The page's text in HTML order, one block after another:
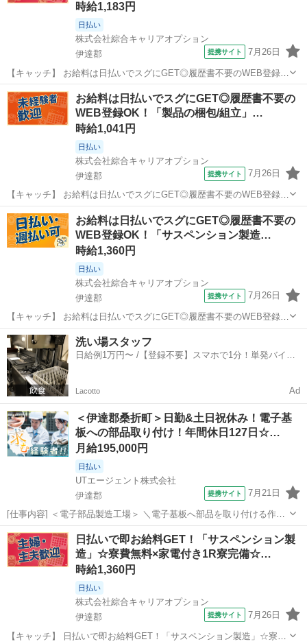
時給1,183円
日払い
株式会社綜合キャリアオプション
伊達郡
提携サイト 7月26日
【キャッチ】 お給料は日払いでスグにGET◎履歴書不要のWEB登録
OK！「金属穴あけ・製缶作業」高時給1183円！福島県伊達郡国見町周
辺！20代～40代のスタッフが多数活躍中★ 【コメント】 弊社なら事
前の職場見学が多数！...
福島 伊達郡 仕分け
お給料は日払いでスグにGET◎履歴書不要の
WEB登録OK！「製品の梱包/組立」…
時給1,041円
日払い
株式会社綜合キャリアオプション
伊達郡
提携サイト 7月26日
【キャッチ】 お給料は日払いでスグにGET◎履歴書不要のWEB登録
OK！「梱包・出荷・仕分けなど」高時給1041円！福島県伊達郡川俣町
周辺！20代～40代のスタッフが多数活躍中★ 【コメント】 ＼大手人
材派遣会社で働きませ...
福島 伊達郡 仕分け
お給料は日払いでスグにGET◎履歴書不要の
WEB登録OK！「サスペンション製造…
時給1,360円
日払い
株式会社綜合キャリアオプション
伊達郡
提携サイト 7月26日
【キャッチ】 お給料は日払いでスグにGET◎履歴書不要のWEB登録
OK！「サスペンション製造」高時給1360円～1700円！伊達周辺！20
代～40代のスタッフが多数活躍中★ 【コメント】 ＼大手人材派遣会社
で働きませんか♪...
福島 伊達郡 工場
洗い場スタッフ
日給例1万円〜 /【登録不要】スマホで1分！単発バイト
Lacotto Ad
＜伊達郡桑折町＞日勤&土日祝休み！電子基
板への部品取り付け！年間休日127日☆…
月給195,000円
日払い
UTエージェント株式会社
伊達郡
提携サイト 7月21日
[仕事内容] ＜電子部品製造工場＞ ＼電子基板へ部品を取り付ける作業
をお任せします／ ☆半田付けの作業経験活かせます 手順にそって作
業していただければ大丈夫です☆ ＜具体的には・・＞ ・半田コテを使
用して部品の取り付け...
福島 伊達郡 工場
日払いで即お給料GET！「サスペンション製
造」☆寮費無料×家電付き1R寮完備☆…
時給1,360円
日払い
株式会社綜合キャリアオプション
伊達郡
提携サイト 7月26日
【キャッチ】 日払いで即お給料GET！「サスペンション製造」☆寮費